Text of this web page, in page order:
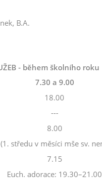
B.A.
- během školního roku
7.30 a 9.00
18.00
---
8.00
(1. středu v měsíci mše sv.
7.15
Euch. adorace: 19.30–21.00